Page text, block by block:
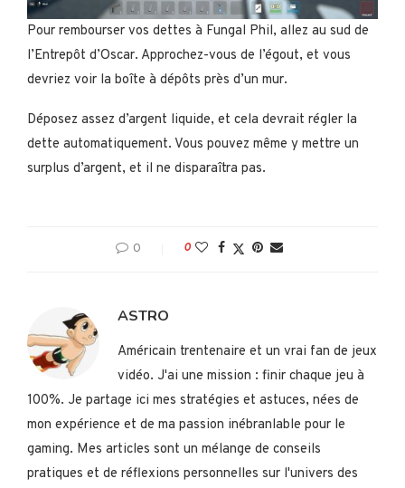
Pour rembourser vos dettes à Fungal Phil, allez au sud de
l’Entrepôt d’Oscar. Approchez-vous de l’égout, et vous
devriez voir la boîte à dépôts près d’un mur.
Déposez assez d’argent liquide, et cela devrait régler la
dette automatiquement. Vous pouvez même y mettre un
surplus d’argent, et il ne disparaîtra pas.
0 0
ASTRO
Américain trentenaire et un vrai fan de jeux
vidéo. J'ai une mission : finir chaque jeu à
100%. Je partage ici mes stratégies et astuces, nées de
mon expérience et de ma passion inébranlable pour le
gaming. Mes articles sont un mélange de conseils
pratiques et de réflexions personnelles sur l'univers des